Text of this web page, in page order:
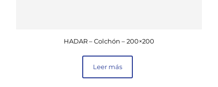
HADAR – Colchón – 200×200
Leer más